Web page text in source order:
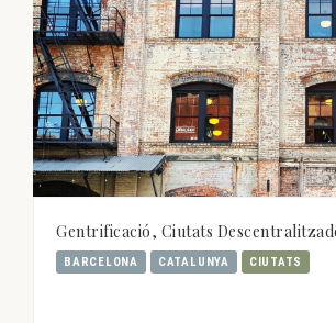
Gentrificació, Ciutats
BARCELONA CATALUNYA CIUTATS